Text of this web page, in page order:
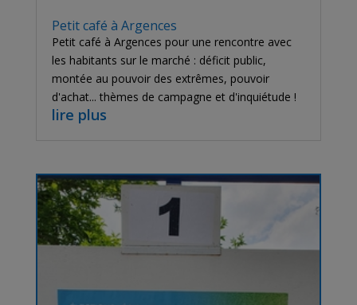
Petit café à Argences
Petit café à Argences pour une rencontre avec
les habitants sur le marché : déficit public,
montée au pouvoir des extrêmes, pouvoir
d'achat... thèmes de campagne et d'inquiétude !
lire plus